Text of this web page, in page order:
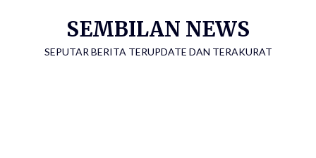
SEMBILAN NEWS
SEPUTAR BERITA TERUPDATE DAN TERAKURAT